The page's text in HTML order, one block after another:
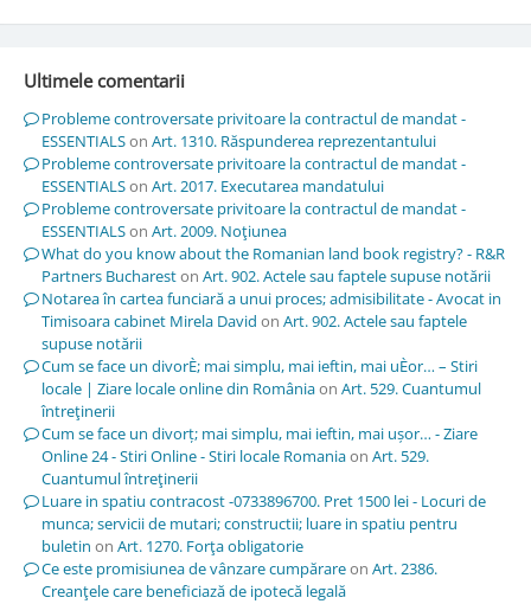
Ultimele comentarii
Probleme controversate privitoare la contractul de mandat -
ESSENTIALSon Art. 1310. Răspunderea reprezentantului
Probleme controversate privitoare la contractul de mandat -
ESSENTIALSon Art. 2017. Executarea mandatului
Probleme controversate privitoare la contractul de mandat -
ESSENTIALSon Art. 2009. Noţiunea
What do you know about the Romanian land book registry? - R&R
Partners Buchareston Art. 902. Actele sau faptele supuse notării
Notarea în cartea funciară a unui proces; admisibilitate - Avocat in
Timisoara cabinet Mirela David on Art. 902. Actele sau faptele
supuse notării
Cum se face un divorÈ; mai simplu, mai ieftin, mai uÈor… – Stiri
locale | Ziare locale online din Româniaon Art. 529. Cuantumul
întreţinerii
Cum se face un divorț; mai simplu, mai ieftin, mai ușor… - Ziare
Online 24 - Stiri Online - Stiri locale Romaniaon Art. 529.
Cuantumul întreţinerii
Luare in spatiu contracost -0733896700. Pret 1500 lei - Locuri de
munca; servicii de mutari; constructii; luare in spatiu pentru
buletin on Art. 1270. Forţa obligatorie
Ce este promisiunea de vânzare cumpărareon Art. 2386.
Creanţele care beneficiază de ipotecă legală